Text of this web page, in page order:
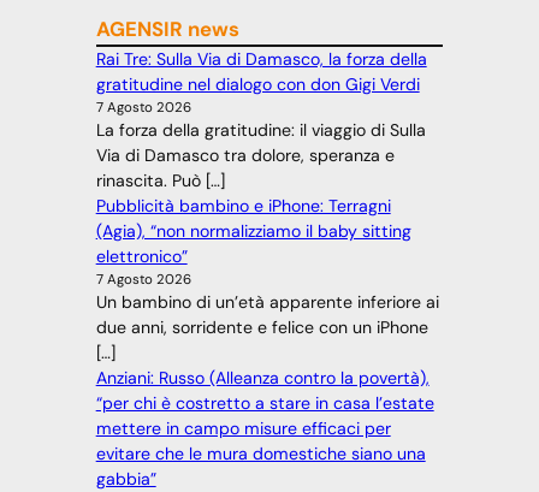
AGENSIR news
Rai Tre: Sulla Via di Damasco, la forza della
gratitudine nel dialogo con don Gigi Verdi
7 Agosto 2026
La forza della gratitudine: il viaggio di Sulla
Via di Damasco tra dolore, speranza e
rinascita. Può […]
Pubblicità bambino e iPhone: Terragni
(Agia), “non normalizziamo il baby sitting
elettronico”
7 Agosto 2026
Un bambino di un’età apparente inferiore ai
due anni, sorridente e felice con un iPhone
[…]
Anziani: Russo (Alleanza contro la povertà),
“per chi è costretto a stare in casa l’estate
mettere in campo misure efficaci per
evitare che le mura domestiche siano una
gabbia”